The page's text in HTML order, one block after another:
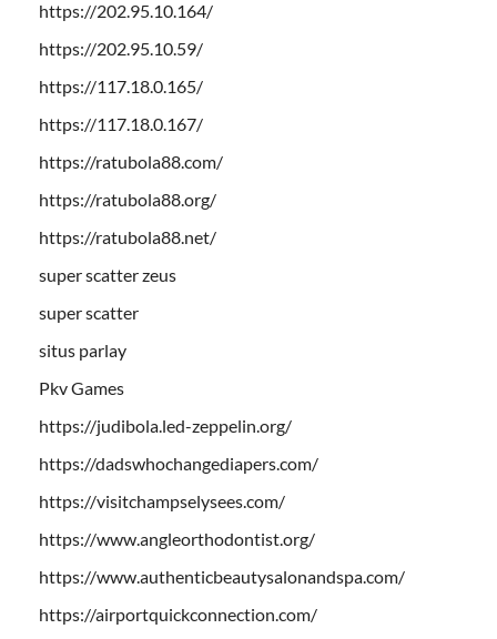
https://202.95.10.164/
https://202.95.10.59/
https://117.18.0.165/
https://117.18.0.167/
https://ratubola88.com/
https://ratubola88.org/
https://ratubola88.net/
super scatter zeus
super scatter
situs parlay
Pkv Games
https://judibola.led-zeppelin.org/
https://dadswhochangediapers.com/
https://visitchampselysees.com/
https://www.angleorthodontist.org/
https://www.authenticbeautysalonandspa.com/
https://airportquickconnection.com/